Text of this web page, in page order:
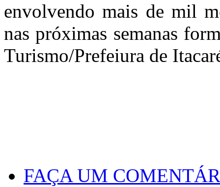
envolvendo mais de mil
nas próximas semanas
Turismo/Prefeiura de
FAÇA UM